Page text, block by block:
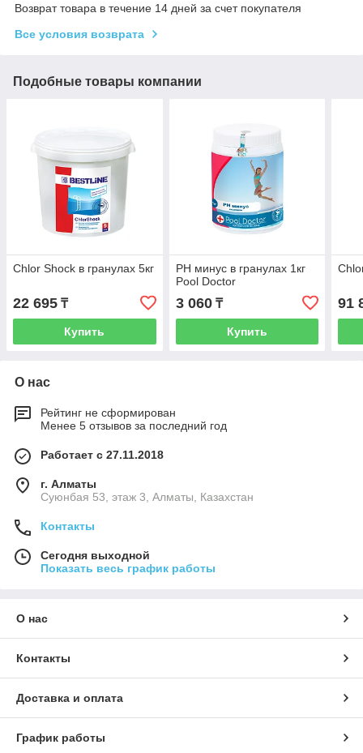
Возврат товара в течение 14 дней за счет покупателя
Все условия возврата
Подобные товары компании
Chlor Shock в гранулах 5кг
22 695 ₸
Купить
PН минус в гранулах 1кг
Pool Doctor
3 060₸
Купить
91
О нас
Рейтинг не сформирован
Менее 5 отзывов за последний год
Работает с 27.11.2018
г. Алматы
Суюнбая 53, этаж 3, Алматы, Казахстан
Контакты
Сегодня выходной
Показать весь график работы
О нас
Контакты
Доставка и оплата
График работы